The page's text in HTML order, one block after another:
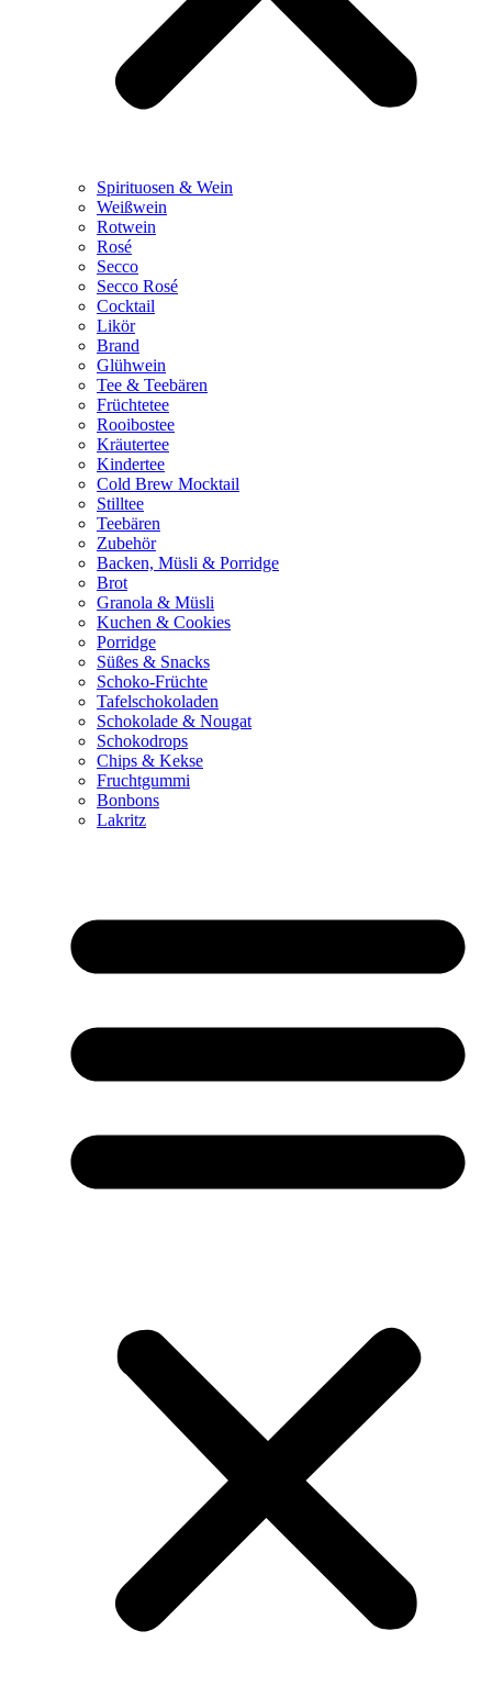
Spirituosen & Wein
Weißwein
Rotwein
Rosé
Secco
Secco Rosé
Cocktail
Likör
Brand
Glühwein
Tee & Teebären
Früchtetee
Rooibostee
Kräutertee
Kindertee
Cold Brew Mocktail
Stilltee
Teebären
Zubehör
Backen, Müsli & Porridge
Brot
Granola & Müsli
Kuchen & Cookies
Porridge
Süßes & Snacks
Schoko-Früchte
Tafelschokoladen
Schokolade & Nougat
Schokodrops
Chips & Kekse
Fruchtgummi
Bonbons
Lakritz